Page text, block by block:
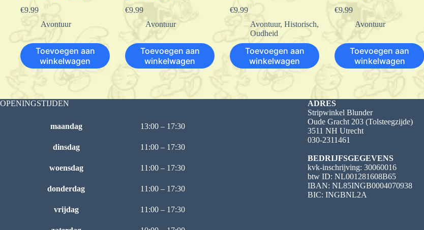
€9.99
Avontuur
Toevoegen aan
winkelwagen
€9.99
Avontuur
Toevoegen aan
winkelwagen
€9.99
Avontuur,Historisch,
Oudheid
Toevoegen aan
winkelwagen
€9.99
Avontuur
Toevoegen aan
winkelwagen
OPENINGSTIJDEN
maandag 13:00 – 17:30
dinsdag 11:00 – 17:30
woensdag 11:00 – 17:30
donderdag 11:00 – 17:30
vrijdag 11:00 – 17:30
ADRES
Stripwinkel Blunder
Oude Gracht 203 (Tolsteegzijde)
3511 NH Utrecht
030-2311461
BEDRIJFSGEGEVENS
kvk-inschrijving: 30060016
btw ID: NL001281608B65
IBAN: NL85INGB0004070938
BIC: INGBNL2A